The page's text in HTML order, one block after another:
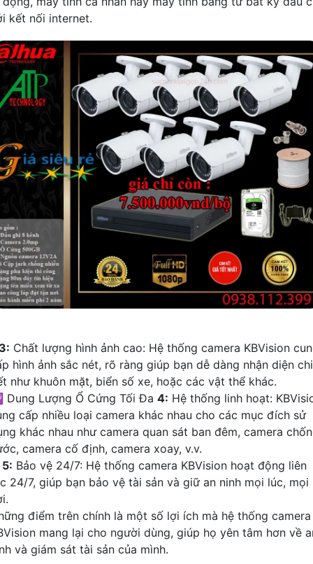
kết nối internet.
Chất lượng hình ảnh cao: Hệ thống camera KBVision
hình ảnh sắc nét, rõ ràng giúp bạn dễ dàng nhận diện chi
như khuôn mặt, biển số xe, hoặc các vật thể khác.
Dung Lượng Ổ Cứng Tối Đa 4: Hệ thống linh hoạt:
cấp nhiều loại camera khác nhau cho các mục đích sử
khác nhau như camera quan sát ban đêm, camera
camera cố định, camera xoay, v.v.
5: Bảo vệ 24/7: Hệ thống camera KBVision hoạt động liên
24/7, giúp bạn bảo vệ tài sản và giữ an ninh mọi lúc, mọi
điểm trên chính là một số lợi ích mà hệ thống camera
mang lại cho người dùng, giúp họ yên tâm hơn về
và giám sát tài sản của mình.